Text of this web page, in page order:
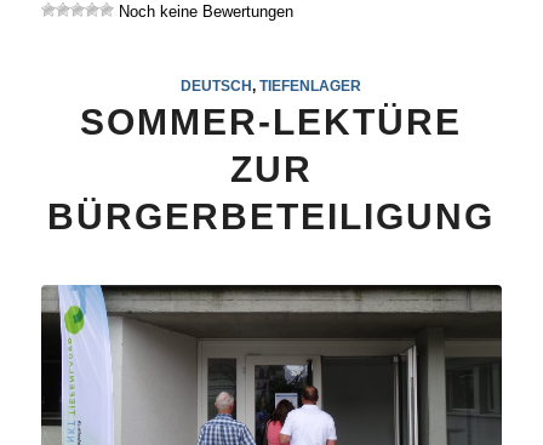
Noch keine Bewertungen
DEUTSCH,TIEFENLAGER
SOMMER-LEKTÜRE
ZUR
BÜRGERBETEILIGUNG